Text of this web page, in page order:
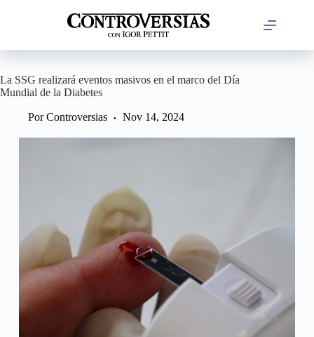
La SSG realizará eventos masivos en el marco del Día
Mundial de la Diabetes
Por Controversias Nov 14, 2024